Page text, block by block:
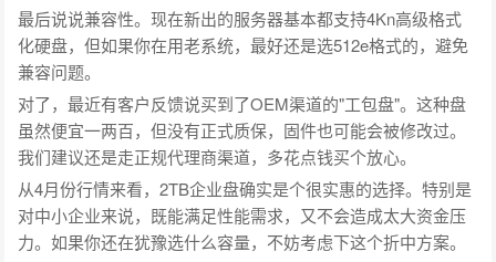
最后说说兼容性。现在新出的服务器基本都支持4Kn高级格式
化硬盘，但如果你在用老系统，最好还是选512e格式的，避免
兼容问题。
对了，最近有客户反馈说买到了OEM渠道的"工包盘"。这种盘
虽然便宜一两百，但没有正式质保，固件也可能会被修改过。
我们建议还是走正规代理商渠道，多花点钱买个放心。
从4月份行情来看，2TB企业盘确实是个很实惠的选择。特别是
对中小企业来说，既能满足性能需求，又不会造成太大资金压
力。如果你还在犹豫选什么容量，不妨考虑下这个折中方案。